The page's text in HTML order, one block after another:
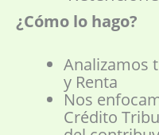
¿Cómo lo hago?
Analizamos
y Renta
Nos
Crédito